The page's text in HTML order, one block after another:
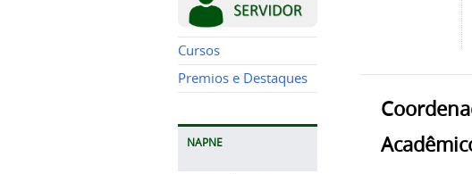
Cursos
Premios e Destaques
NAPNE